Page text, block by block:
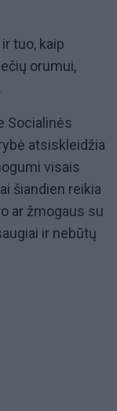
tuo, kaip
orumui,
Socialinės
atsiskleidžia
visais
šiandien reikia
ar žmogaus su
ir nebūtų